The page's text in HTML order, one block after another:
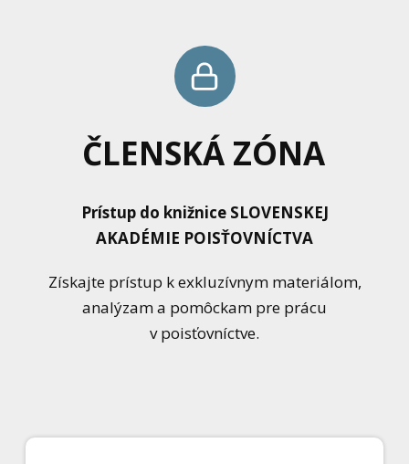
ČLENSKÁ ZÓNA
Prístup do knižnice SLOVENSKEJ
AKADÉMIE POISŤOVNÍCTVA
Získajte prístup k exkluzívnym materiálom,
analýzam a pomôckam pre prácu
v poisťovníctve.